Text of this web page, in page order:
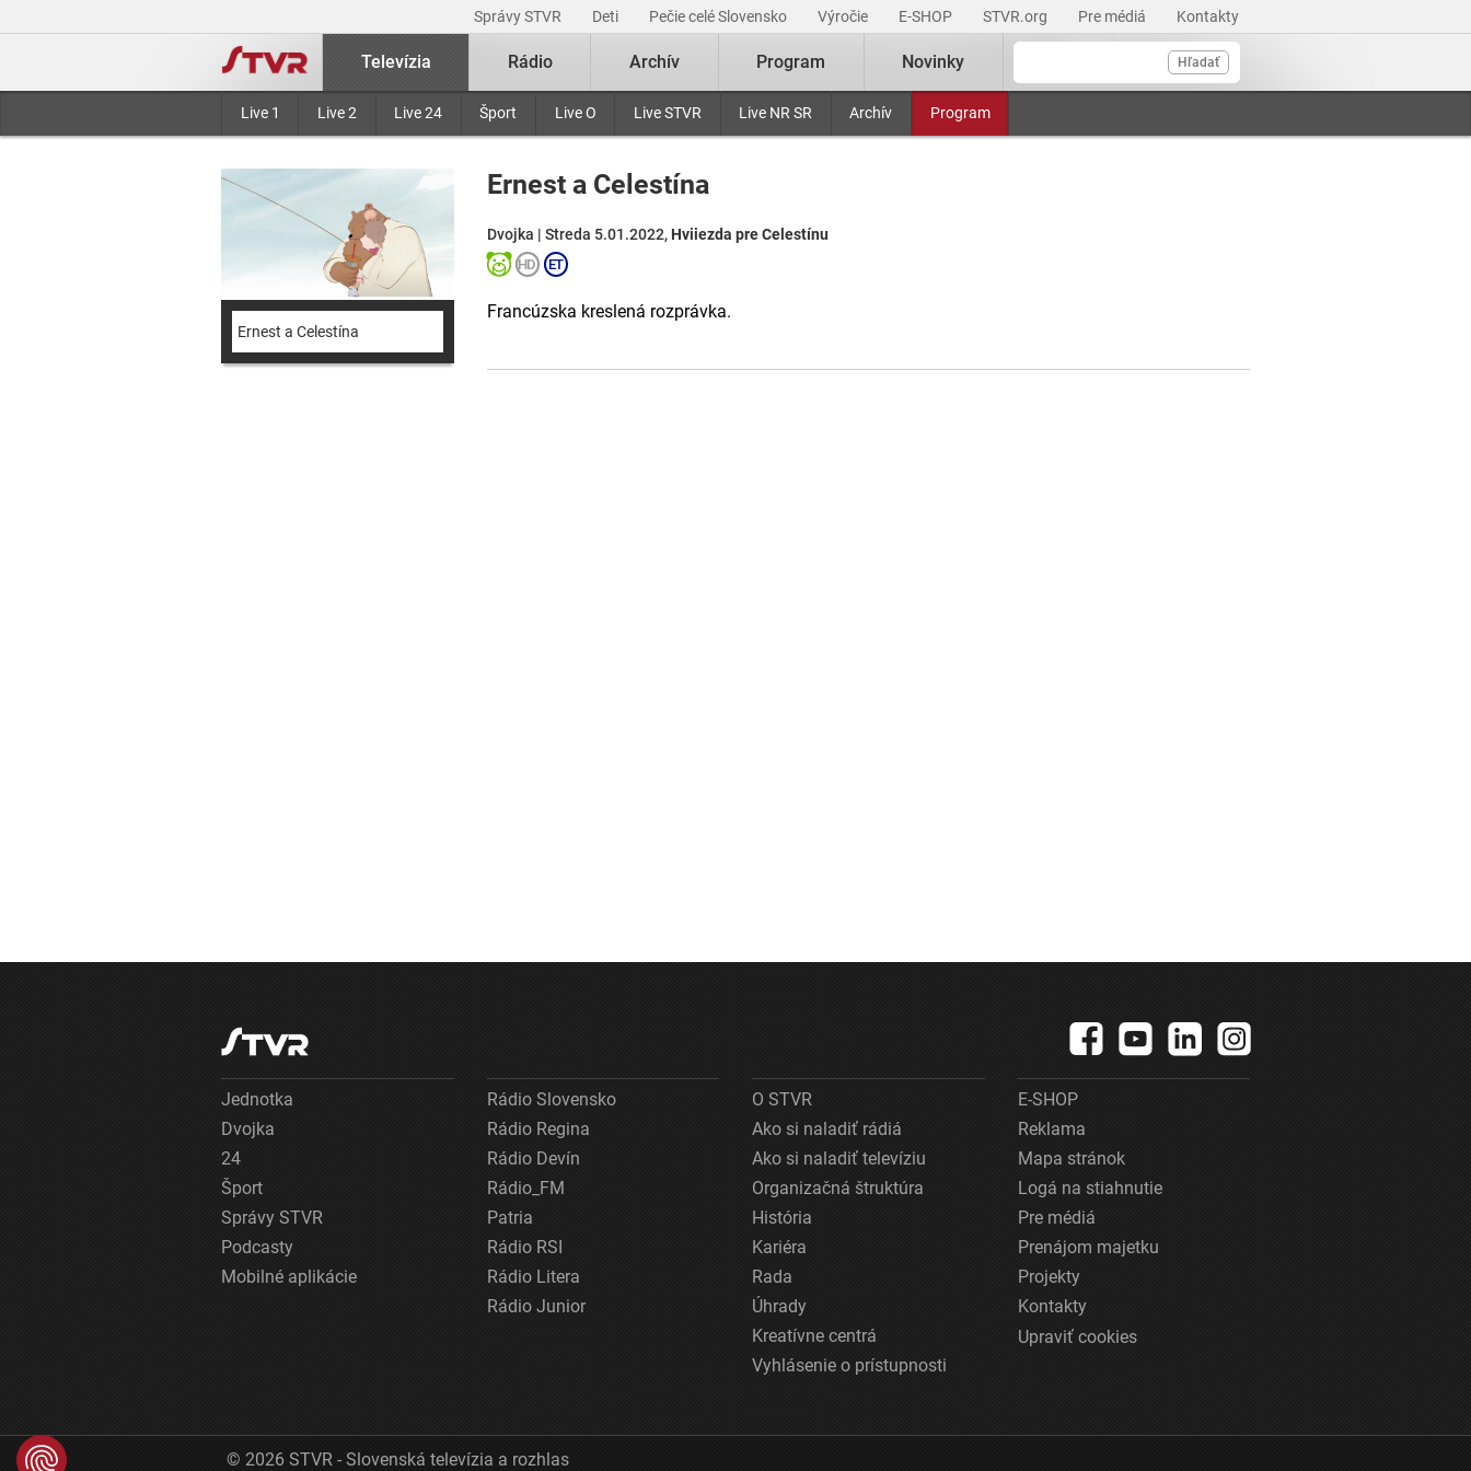
Správy STVR Deti Pečie celé Slovensko Výročie E-SHOP STVR.org Pre médiá Kontakty
Hľadať
Televízia
Live 1 Live 2 Live 24 Šport Live O Live STVR Live NR SR Archív Program
Rádio Archív Program Novinky
Ernest a Celestína
Ernest a Celestína
Dvojka | Streda 5.01.2022, Hviiezda pre Celestínu
Francúzska kreslená rozprávka.
Jednotka
Dvojka
24
Šport
Správy STVR
Podcasty
Mobilné aplikácie
Rádio Slovensko
Rádio Regina
Rádio Devín
Rádio_FM
Patria
Rádio RSI
Rádio Litera
Rádio Junior
O STVR
Ako si naladiť rádiá
Ako si naladiť televíziu
Organizačná štruktúra
História
Kariéra
Rada
Úhrady
Kreatívne centrá
Vyhlásenie o prístupnosti
E-SHOP
Reklama
Mapa stránok
Logá na stiahnutie
Pre médiá
Prenájom majetku
Projekty
Kontakty
Upraviť cookies
© 2026 STVR - Slovenská televízia a rozhlas